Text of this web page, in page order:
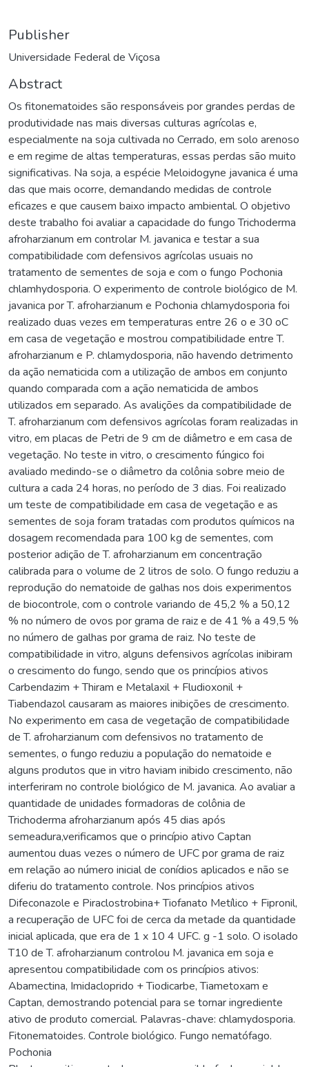
Publisher
Universidade Federal de Viçosa
Abstract
Os fitonematoides são responsáveis por grandes perdas de
produtividade nas mais diversas culturas agrícolas e,
especialmente na soja cultivada no Cerrado, em solo arenoso
e em regime de altas temperaturas, essas perdas são muito
significativas. Na soja, a espécie Meloidogyne javanica é uma
das que mais ocorre, demandando medidas de controle
eficazes e que causem baixo impacto ambiental. O objetivo
deste trabalho foi avaliar a capacidade do fungo Trichoderma
afroharzianum em controlar M. javanica e testar a sua
compatibilidade com defensivos agrícolas usuais no
tratamento de sementes de soja e com o fungo Pochonia
chlamhydosporia. O experimento de controle biológico de M.
javanica por T. afroharzianum e Pochonia chlamydosporia foi
realizado duas vezes em temperaturas entre 26 o e 30 oC
em casa de vegetação e mostrou compatibilidade entre T.
afroharzianum e P. chlamydosporia, não havendo detrimento
da ação nematicida com a utilização de ambos em conjunto
quando comparada com a ação nematicida de ambos
utilizados em separado. As avalições da compatibilidade de
T. afroharzianum com defensivos agrícolas foram realizadas in
vitro, em placas de Petri de 9 cm de diâmetro e em casa de
vegetação. No teste in vitro, o crescimento fúngico foi
avaliado medindo-se o diâmetro da colônia sobre meio de
cultura a cada 24 horas, no período de 3 dias. Foi realizado
um teste de compatibilidade em casa de vegetação e as
sementes de soja foram tratadas com produtos químicos na
dosagem recomendada para 100 kg de sementes, com
posterior adição de T. afroharzianum em concentração
calibrada para o volume de 2 litros de solo. O fungo reduziu a
reprodução do nematoide de galhas nos dois experimentos
de biocontrole, com o controle variando de 45,2 % a 50,12
% no número de ovos por grama de raiz e de 41 % a 49,5 %
no número de galhas por grama de raiz. No teste de
compatibilidade in vitro, alguns defensivos agrícolas inibiram
o crescimento do fungo, sendo que os princípios ativos
Carbendazim + Thiram e Metalaxil + Fludioxonil +
Tiabendazol causaram as maiores inibições de crescimento.
No experimento em casa de vegetação de compatibilidade
de T. afroharzianum com defensivos no tratamento de
sementes, o fungo reduziu a população do nematoide e
alguns produtos que in vitro haviam inibido crescimento, não
interferiram no controle biológico de M. javanica. Ao avaliar a
quantidade de unidades formadoras de colônia de
Trichoderma afroharzianum após 45 dias após
semeadura,verificamos que o princípio ativo Captan
aumentou duas vezes o número de UFC por grama de raiz
em relação ao número inicial de conídios aplicados e não se
diferiu do tratamento controle. Nos princípios ativos
Difeconazole e Piraclostrobina+ Tiofanato Metílico + Fipronil,
a recuperação de UFC foi de cerca da metade da quantidade
inicial aplicada, que era de 1 x 10 4 UFC. g -1 solo. O isolado
T10 de T. afroharzianum controlou M. javanica em soja e
apresentou compatibilidade com os princípios ativos:
Abamectina, Imidacloprido + Tiodicarbe, Tiametoxam e
Captan, demostrando potencial para se tornar ingrediente
ativo de produto comercial. Palavras-chave: chlamydosporia.
Fitonematoides. Controle biológico. Fungo nematófago.
Pochonia